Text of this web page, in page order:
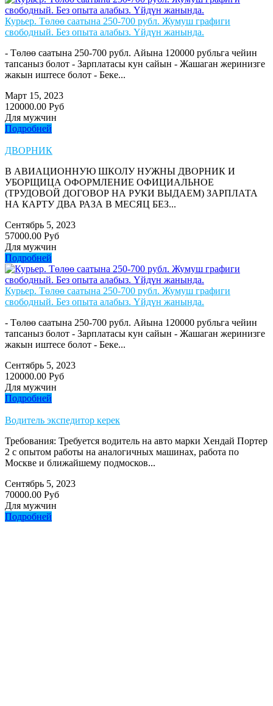
Курьер. Төлөө саатына 250-700 рубл. Жумуш графиги
свободный. Без опыта алабыз. Үйдүн жанында.
- Төлөө саатына 250-700 рубл. Айына 120000 рубльга чейин
тапсаныз болот - Зарплатасы кун сайын - Жашаган жеринизге
жакын иштесе болот - Беке...
Март 15, 2023
120000.00 Руб
Для мужчин
Подробней
ДВОРНИК
В АВИАЦИОННУЮ ШКОЛУ НУЖНЫ ДВОРНИК И
УБОРЩИЦА ОФОРМЛЕНИЕ ОФИЦИАЛЬНОЕ
(ТРУДОВОЙ ДОГОВОР НА РУКИ ВЫДАЕМ) ЗАРПЛАТА
НА КАРТУ ДВА РАЗА В МЕСЯЦ БЕЗ...
Сентябрь 5, 2023
57000.00 Руб
Для мужчин
Подробней
Курьер. Төлөө саатына 250-700 рубл. Жумуш графиги
свободный. Без опыта алабыз. Үйдүн жанында.
- Төлөө саатына 250-700 рубл. Айына 120000 рубльга чейин
тапсаныз болот - Зарплатасы кун сайын - Жашаган жеринизге
жакын иштесе болот - Беке...
Сентябрь 5, 2023
120000.00 Руб
Для мужчин
Подробней
Водитель экспедитор керек
Требования: Требуется водитель на авто марки Хендай Портер
2 с опытом работы на аналогичных машинах, работа по
Москве и ближайшему подмосков...
Сентябрь 5, 2023
70000.00 Руб
Для мужчин
Подробней